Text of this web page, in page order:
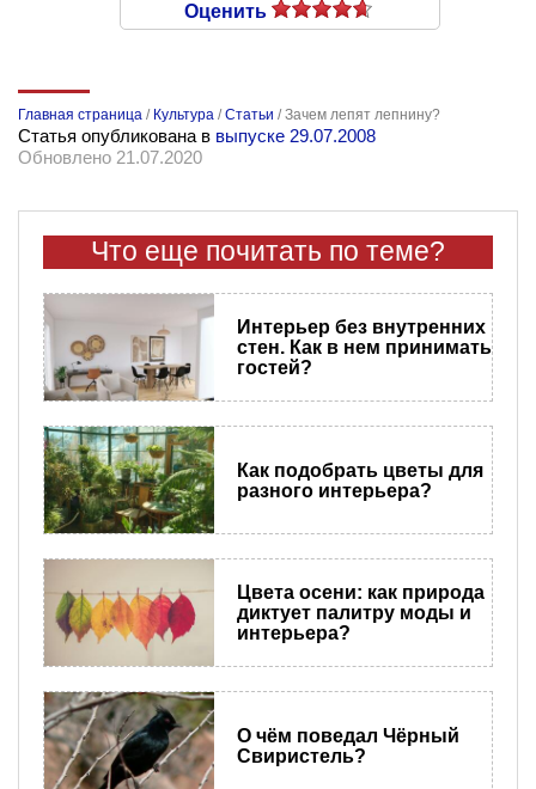
Оценить
Главная страница / Культура /Статьи /Зачем лепят лепнину?
Статья опубликована в выпуске 29.07.2008
Обновлено 21.07.2020
Что еще почитать по теме?
Интерьер без внутренних
стен. Как в нем принимать
гостей?
Как подобрать цветы для
разного интерьера?
Цвета осени: как природа
диктует палитру моды и
интерьера?
О чём поведал Чёрный
Свиристель?